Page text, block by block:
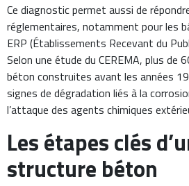
Ce diagnostic permet aussi de
réglementaires, notamment pour les
ERP (Établissements Recevant du
Selon une étude du CEREMA, plus de
béton construites avant les années
signes de dégradation liés à la
l’attaque des agents chimiques
Les étapes clés
structure béton